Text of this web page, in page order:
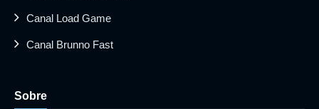
Canal Load Game
Canal Brunno Fast
Sobre